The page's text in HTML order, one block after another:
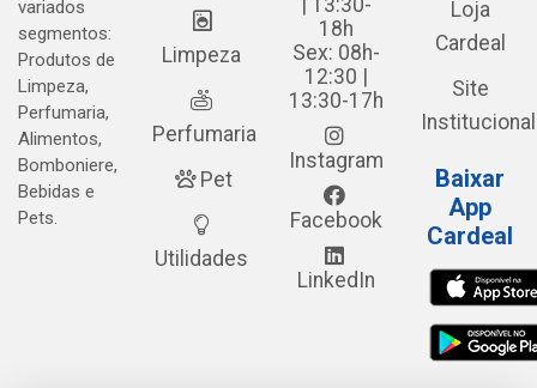
variados
segmentos:
Produtos de
Limpeza,
Perfumaria,
Alimentos,
Bomboniere,
Bebidas e
Pets.
Limpeza
Perfumaria
Pet
Utilidades
| 13:30-
18h
Sex: 08h-
12:30 |
13:30-17h
Instagram
Facebook
LinkedIn
Loja
Cardeal
Site
Institucional
Baixar
App
Cardeal